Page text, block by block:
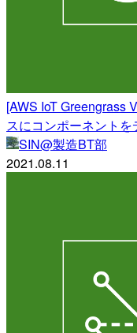
[AWS IoT Greengrass
スにコンポーネント
SIN@製造BT部
2021.08.11